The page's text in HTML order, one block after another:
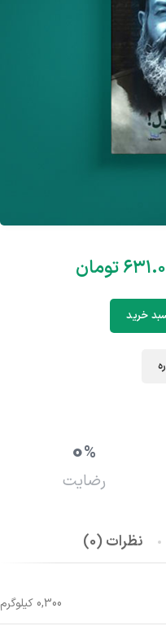
تومان
خرید
0%
رضایت
نظرات (0)
0,300 کیلوگرم